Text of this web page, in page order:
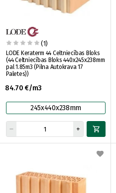
(1)
LODE Keraterm 44 Celtniecības Bloks
(44 Celtniecības Bloks 440x245x238mm
pal 1.85m3 (Pilna Autokrava 17
Paletes))
84.70 €/m3
245x440x238mm